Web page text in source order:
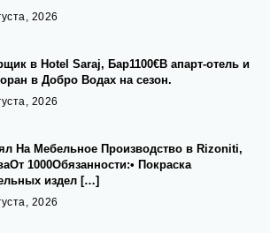
2026
в Hotel Saraj, Бар1100€В апарт-отель и
в Добро Водах на сезон.
2026
На Мебельное Производство в Rizoniti,
1000Обязанности:• Покраска
издел […]
2026